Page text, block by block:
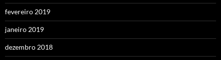
fevereiro 2019
janeiro 2019
dezembro 2018